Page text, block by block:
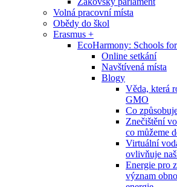
Volná pracovní místa
Obědy do škol
Erasmus +
EcoHarmony: Schools
Online setkání
Navštívená místa
Blogy
Věda, která
GMO
Co
Znečištění
co můžeme
Virtuální
ovlivňuje
Energie pro
význam